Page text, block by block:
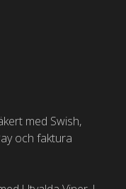
med Swish,
och faktura